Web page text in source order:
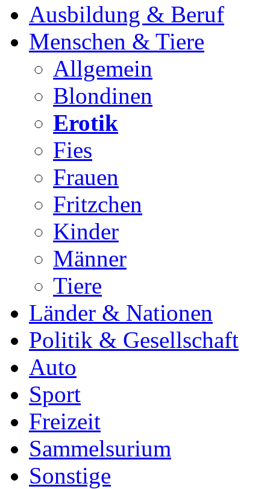
Ausbildung & Beruf
Menschen & Tiere
Allgemein
Blondinen
Erotik
Fies
Frauen
Fritzchen
Kinder
Männer
Tiere
Länder & Nationen
Politik & Gesellschaft
Auto
Sport
Freizeit
Sammelsurium
Sonstige